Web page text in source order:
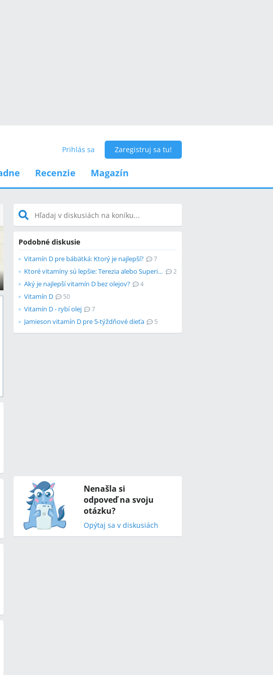
Prihlás sa Zaregistruj sa tu!
Recenzie Magazín
Podobné diskusie
Vitamín D pre bábätká: Ktorý je najlepší? 7
Ktoré vitamíny sú lepšie: Terezia alebo Superionherbs? 2
Aký je najlepší vitamín D bez olejov? 4
Vitamín D 50
Vitamín D - rybí olej 7
Jamieson vitamín D pre 5-týždňové dieťa 5
Nenašla si
odpoveď na svoju
otázku?
Opýtaj sa v diskusiách